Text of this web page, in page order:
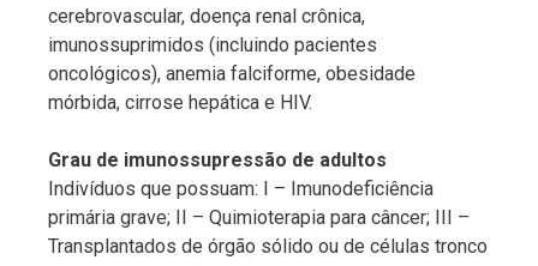
cerebrovascular, doença renal crônica,
imunossuprimidos (incluindo pacientes
oncológicos), anemia falciforme, obesidade
mórbida, cirrose hepática e HIV.
Grau de imunossupressão de adultos
Indivíduos que possuam: I – Imunodeficiência
primária grave; II – Quimioterapia para câncer; III –
Transplantados de órgão sólido ou de células tronco